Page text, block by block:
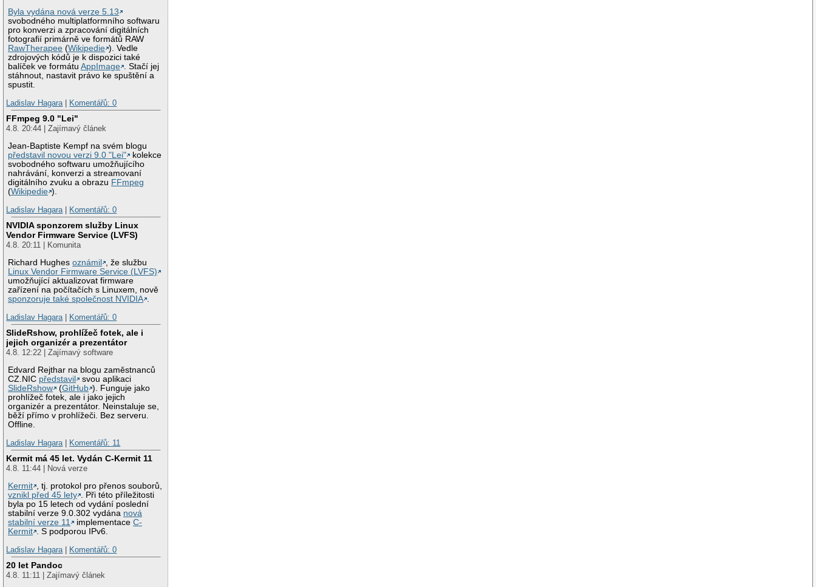
Byla vydána nová verze 5.13
svobodného multiplatformního softwaru
pro konverzi a zpracování digitálních
fotografií primárně ve formátů RAW
RawTherapee (Wikipedie ). Vedle
zdrojových kódů je k dispozici také
balíček ve formátuAppImage . Stačí jej
stáhnout, nastavit právo ke spuštění a
spustit.
Ladislav Hagara
Komentářů: 0
FFmpeg 9.0 "Lei"
4.8. 20:44 | Zajímavý článek
Jean-Baptiste Kempf na svém blogu
představil novou verzi 9.0 "Lei"
kolekce
svobodného softwaru umožňujícího
nahrávání, konverzi a streamovaní
digitálního zvuku a obrazu FFmpeg
(Wikipedie ).
Ladislav Hagara | Komentářů: 0
NVIDIA sponzorem služby Linux
Vendor Firmware Service (LVFS)
4.8. 20:11 | Komunita
Richard Hughesoznámil
, že službu
Linux Vendor Firmware Service (LVFS)
umožňující aktualizovat firmware
zařízení na počítačích s Linuxem, nově
sponzoruje také společnost NVIDIA .
Ladislav Hagara | Komentářů: 0
SlideRshow, prohlížeč fotek, ale i
jejich organizér a prezentátor
4.8. 12:22 | Zajímavý software
Edvard Rejthar na blogu zaměstnanců
CZ.NIC představil
svou aplikaci
SlideRshow
(GitHub ). Funguje jako
prohlížeč fotek, ale i jako jejich
organizér a prezentátor. Neinstaluje se,
běží přímo v prohlížeči. Bez serveru.
Offline.
Ladislav Hagara | Komentářů: 11
Kermit má 45 let. Vydán C-Kermit 11
4.8. 11:44 | Nová verze
Kermit
, tj. protokol pro přenos souborů,
vznikl před 45 lety
. Při této příležitosti
byla po 15 letech od vydání poslední
stabilní verze 9.0.302 vydána nová
stabilní verze 11
implementaceC-
Kermit
. S podporou IPv6.
Ladislav Hagara | Komentářů: 0
20 let Pandoc
4.8. 11:11 | Zajímavý článek